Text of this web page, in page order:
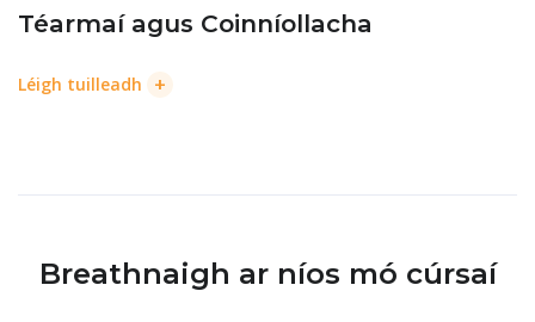
Téarmaí agus Coinníollacha
Léigh tuilleadh +
Breathnaigh ar níos mó cúrsaí